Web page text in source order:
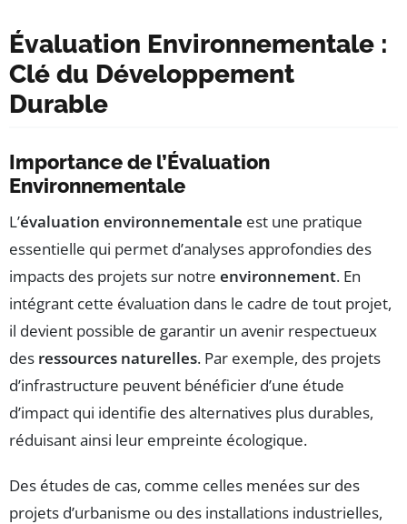
Évaluation Environnementale :
Clé du Développement
Durable
Importance de l’Évaluation
Environnementale
L’évaluation environnementale est une pratique
essentielle qui permet d’analyses approfondies des
impacts des projets sur notre environnement. En
intégrant cette évaluation dans le cadre de tout projet,
il devient possible de garantir un avenir respectueux
des ressources naturelles. Par exemple, des projets
d’infrastructure peuvent bénéficier d’une étude
d’impact qui identifie des alternatives plus durables,
réduisant ainsi leur empreinte écologique.
Des études de cas, comme celles menées sur des
projets d’urbanisme ou des installations industrielles,